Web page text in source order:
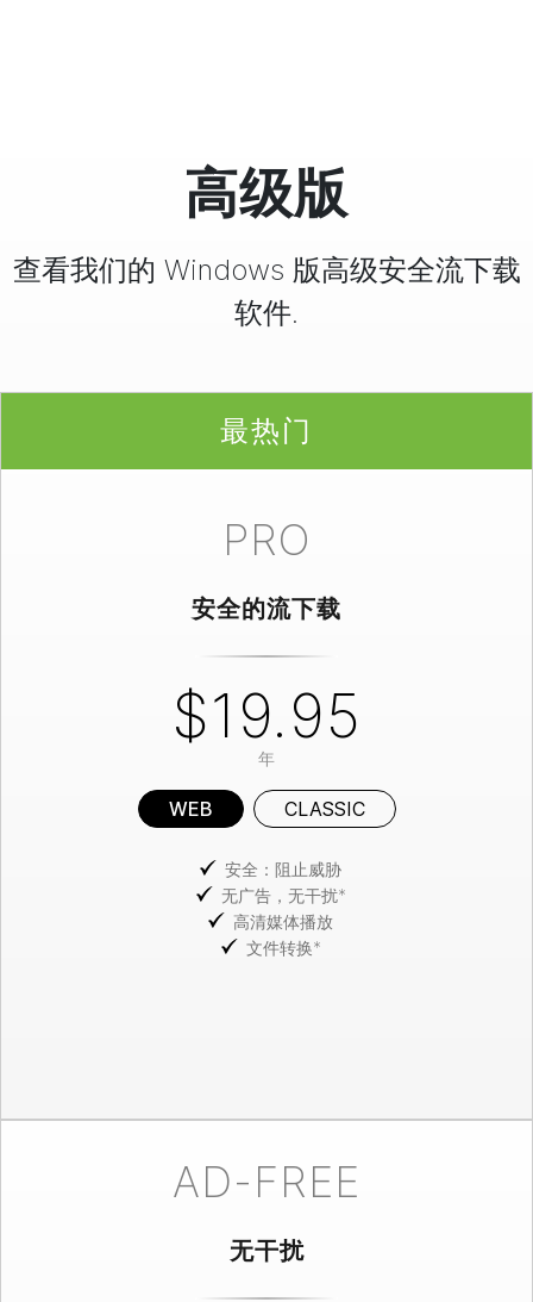
高级版
查看我们的 Windows 版高级安全流下载
软件.
最热门
PRO
安全的流下载
$19.95
年
WEB CLASSIC
安全：阻止威胁
无广告，无干扰*
高清媒体播放
文件转换*
AD-FREE
无干扰